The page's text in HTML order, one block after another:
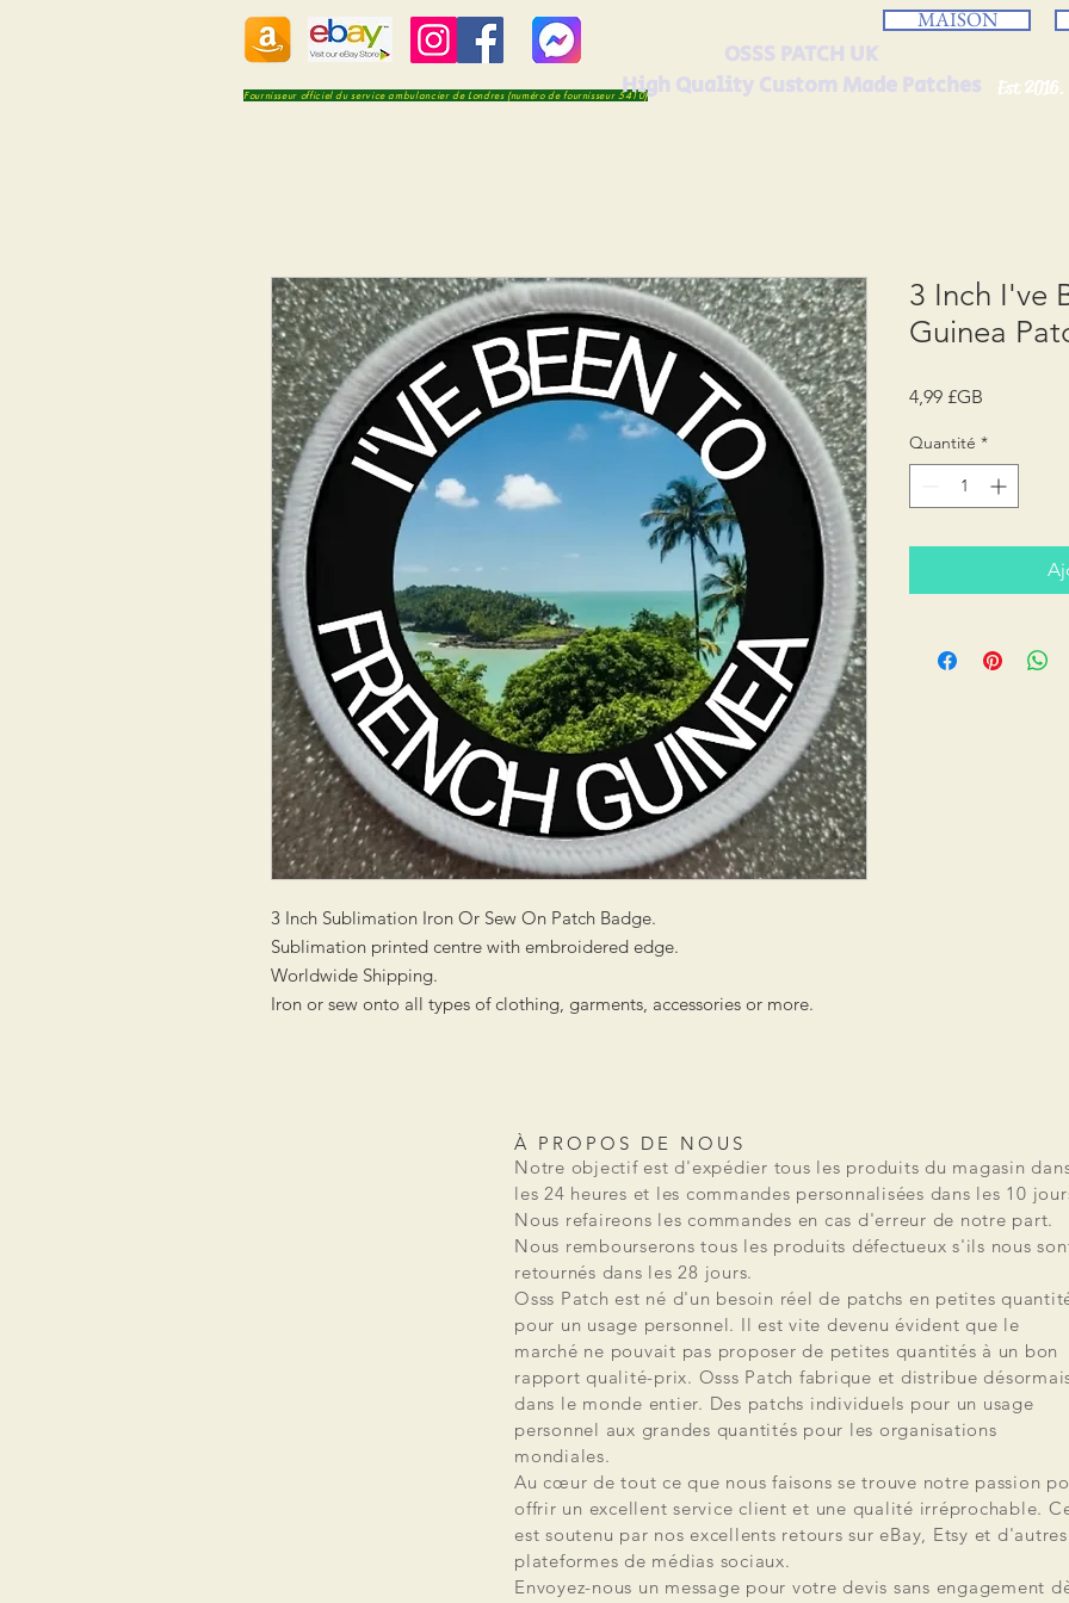
MAISON
Fournisseur officiel du service ambulancier de Londres (numéro de fournisseur 5410)High Quality Custom Made Patches
Est 2016.
3 Inch Sublimation Iron Or Sew On Patch Badge.
Sublimation printed centre with embroidered edge.
Worldwide Shipping.
Iron or sew onto all types of clothing, garments, accessories or more.
3 Inch I've
Guinea
4,99 £GB
Quantité *
À PROPOS DE NOUS
Notre objectif est d'expédier tous les produits du magasin
les 24 heures et les commandes personnalisées dans les 10
Nous refaireons les commandes en cas d'erreur de notre part.
Nous rembourserons tous les produits défectueux s'ils nous
retournés dans les 28 jours.
Osss Patch est né d'un besoin réel de patchs en petites
pour un usage personnel. Il est vite devenu évident que le
marché ne pouvait pas proposer de petites quantités à un bon
rapport qualité-prix. Osss Patch fabrique et distribue
dans le monde entier. Des patchs individuels pour un usage
personnel aux grandes quantités pour les organisations
mondiales.
Au cœur de tout ce que nous faisons se trouve notre passion
offrir un excellent service client et une qualité irréprochable.
est soutenu par nos excellents retours sur eBay, Etsy et d'autres
plateformes de médias sociaux.
Envoyez-nous un message pour votre devis sans engagement